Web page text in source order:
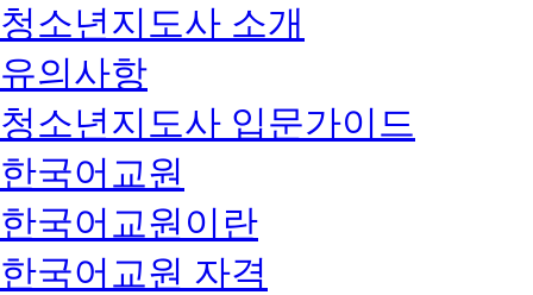
청소년지도사 소개
유의사항
청소년지도사 입문가이드
한국어교원
한국어교원이란
한국어교원 자격